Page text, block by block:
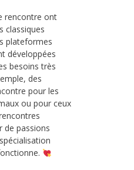
rencontre ont
classiques
plateformes
développées
besoins très
des
pour les
ou pour ceux
de passions